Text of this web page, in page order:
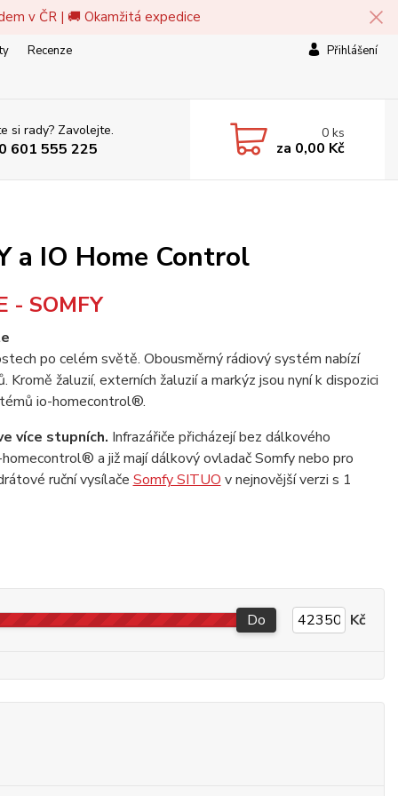
v ČR | 🚚 Okamžitá expedice
Recenze
Přihlášení
si rady? Zavolejte.
601 555 225
0 ks
za 0,00 Kč
a IO Home Control
- SOMFY
po celém světě. Obousměrný rádiový systém nabízí
žaluzií, externích žaluzií a markýz jsou nyní k dispozici
io-homecontrol®.
více stupních. Infrazářiče přicházejí bez dálkového
a již mají dálkový ovladač Somfy nebo pro
ruční vysílače Somfy SITUO v nejnovější verzi s 1
Do Kč